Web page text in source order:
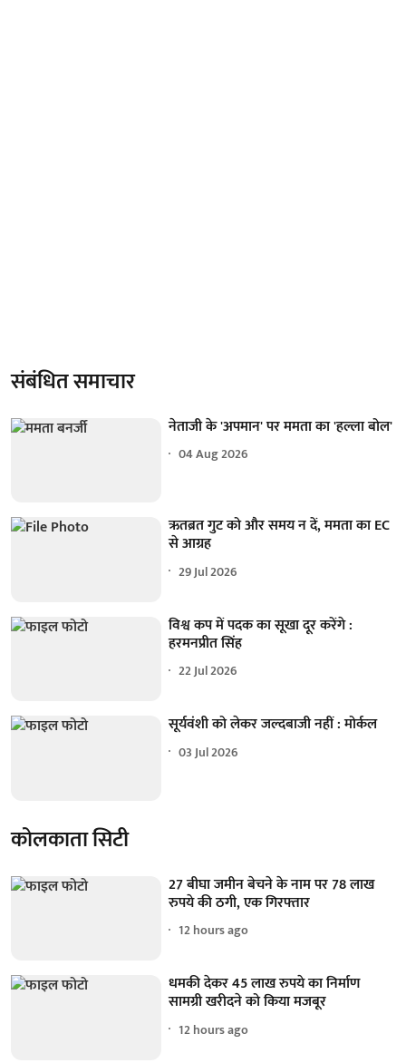
संबंधित समाचार
नेताजी के 'अपमान' पर ममता का 'हल्ला बोल'
04 Aug 2026
ऋतब्रत गुट को और समय न दें, ममता का EC
से आग्रह
29 Jul 2026
विश्व कप में पदक का सूखा दूर करेंगे :
हरमनप्रीत सिंह
22 Jul 2026
सूर्यवंशी को लेकर जल्दबाजी नहीं : मोर्कल
03 Jul 2026
कोलकाता सिटी
27 बीघा जमीन बेचने के नाम पर 78 लाख
रुपये की ठगी, एक गिरफ्तार
12 hours ago
धमकी देकर 45 लाख रुपये का निर्माण
सामग्री खरीदने को किया मजबूर
12 hours ago